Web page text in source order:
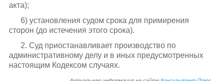
акта);
6) установления судом срока для примирения
сторон (до истечения этого срока).
2. Суд приостанавливает производство по
административному делу и в иных предусмотренных
настоящим Кодексом случаях.